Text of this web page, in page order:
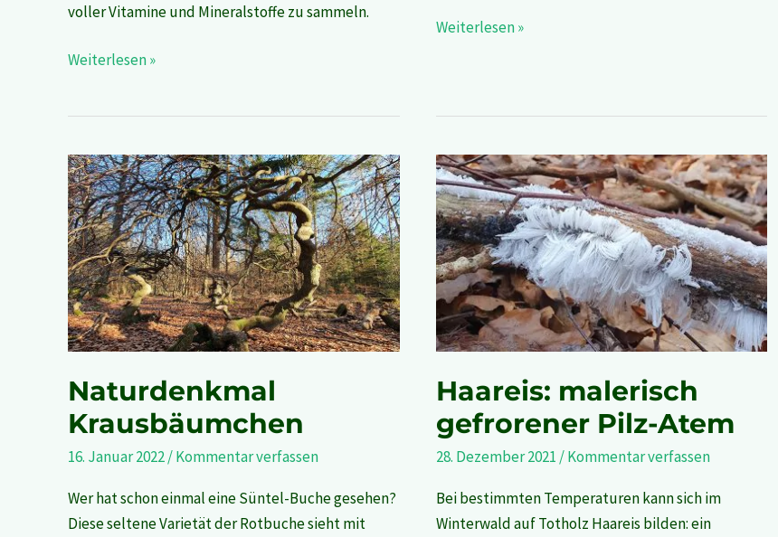
voller Vitamine und Mineralstoffe zu sammeln.
Weiterlesen »
Weiterlesen »
Naturdenkmal
Krausbäumchen
16. Januar 2022/Kommentar verfassen
Wer hat schon einmal eine Süntel-Buche gesehen?
Diese seltene Varietät der Rotbuche sieht mit
Naturdenkmal
Krausbäumchen
Haareis: malerisch
gefrorener Pilz-Atem
28. Dezember 2021 /Kommentar verfassen
Bei bestimmten Temperaturen kann sich im
Winterwald auf Totholz Haareis bilden: ein
Haareis:
malerisch
gefrorener
Pilz-
Atem